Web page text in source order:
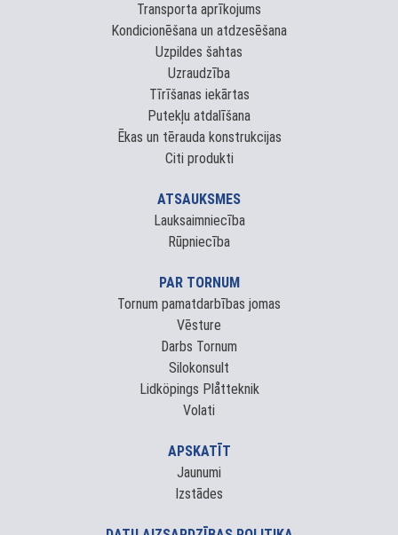
Transporta aprīkojums
Kondicionēšana un atdzesēšana
Uzpildes šahtas
Uzraudzība
Tīrīšanas iekārtas
Putekļu atdalīšana
Ēkas un tērauda konstrukcijas
Citi produkti
ATSAUKSMES
Lauksaimniecība
Rūpniecība
PAR TORNUM
Tornum pamatdarbības jomas
Vēsture
Darbs Tornum
Silokonsult
Lidköpings Plåtteknik
Volati
APSKATĪT
Jaunumi
Izstādes